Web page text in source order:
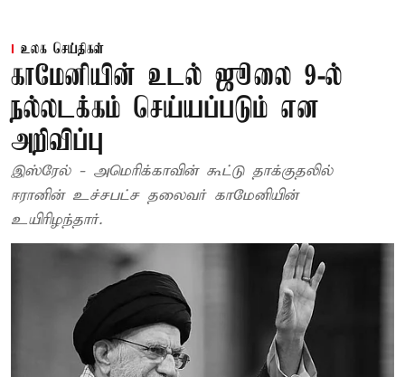
உலக செய்திகள்
காமேனியின் உடல் ஜூலை 9-ல்
நல்லடக்கம் செய்யப்படும் என
அறிவிப்பு
இஸ்ரேல் - அமெரிக்காவின் கூட்டு தாக்குதலில்
ஈரானின் உச்சபட்ச தலைவர் காமேனியின்
உயிரிழந்தார்.